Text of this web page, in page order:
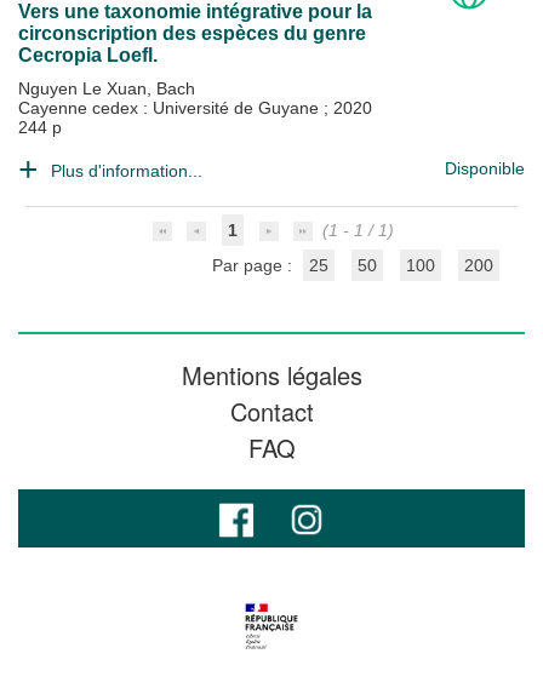
Vers une taxonomie intégrative pour la
circonscription des espèces du genre
Cecropia Loefl.
Nguyen Le Xuan, Bach
Cayenne cedex : Université de Guyane ; 2020
244 p
Plus d'information... Disponible
1
(1 - 1 / 1)
Par page :
25 50 100 200
Mentions légales
Contact
FAQ